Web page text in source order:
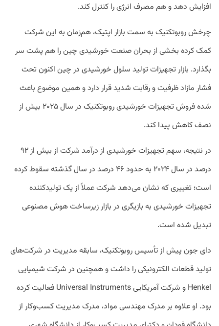
افزایش دهد و هم مصرف انرژی را کنترل کند.
چرخش روبوتکنیک به سمت بازار اپتیک، هم‌زمان به این شرکت
کمک کرده بخشی از بحران صنعت خورشیدی چین را هم پشت سر
بگذارد. بازار تجهیزات تولید سلول خورشیدی در چین اکنون تحت
فشار مازاد ظرفیت و رقابت شدید قرار دارد و همین موضوع باعث
شده فروش تجهیزات خورشیدی روبوتکنیک در سال ۲۰۲۵ بیش از
نصف کاهش پیدا کند.
در نتیجه، سهم تجهیزات خورشیدی از درآمد شرکت از بیش از ۹۲
درصد در سال ۲۰۲۴ به حدود ۴۶ درصد در سال گذشته سقوط کرده
است؛ تغییری که نشان می‌دهد شرکت عملاً از یک تولیدکننده
تجهیزات خورشیدی به بازیگری در بازار زیرساخت هوش مصنوعی
تبدیل شده است.
دای جون پیش از تأسیس روبوتکنیک، سابقه مدیریت در شرکت‌های
تولید قطعات الکترونیکی را داشت و همچنین در شرکت شیمیایی
Henkel و شرکت آمریکایی Universal Instruments فعالیت کرده
بود. او علاوه بر مدرک مهندسی مواد، مدرک مدیریت کسب‌وکار از